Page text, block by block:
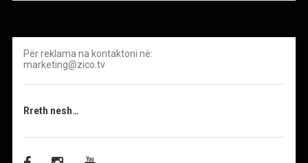
Për reklama na kontaktoni në:
marketing@zico.tv
Rreth nesh…